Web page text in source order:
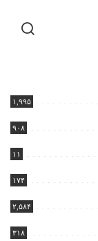
۱,۹۹۵
۹۰۸
۱۱
۱۷۴
۲,۵۸۴
۳۱۸